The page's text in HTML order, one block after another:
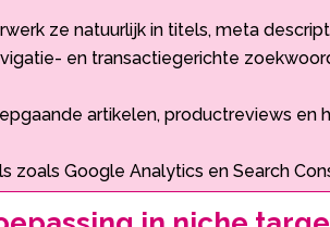
ze natuurlijk in titels, meta
en transactiegerichte
artikelen, productreviews en
zoals Google Analytics en Search